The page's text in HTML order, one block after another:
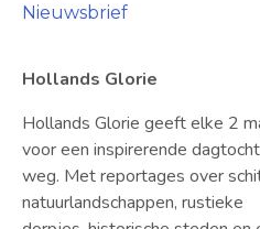
Nieuwsbrief
Hollands Glorie
Hollands Glorie geeft elke 2
voor een inspirerende
weg. Met reportages over
natuurlandschappen, rustieke